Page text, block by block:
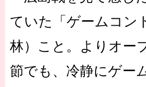
ていた「ゲームコン
林）こと。よりオー
節でも、冷静にゲー